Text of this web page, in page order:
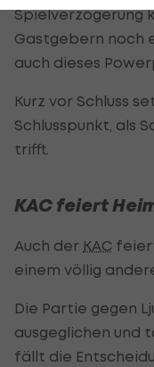
Spielverzögerung
Gastgebern noch
auch dieses
Kurz vor Schluss
Schlusspunkt, als
trifft.
KAC feiert
Auch der KAC
einem völlig
Die Partie gegen
ausgeglichen und
fällt die